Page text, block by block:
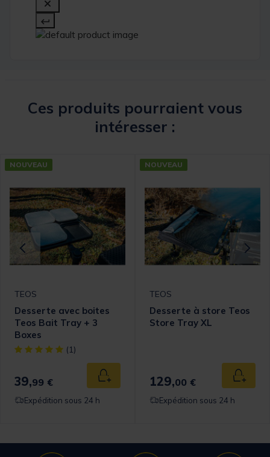
Ces produits pourraient vous
intéresser :
panier
NOUVEAU
TEOS
Desserte avec boites
Teos Bait Tray + 3
Boxes
[object Object] out of 5 Customer Rating
(1)
39,99 € Ajouter au panier
Expédition sous 24 h
NOUVEAU
TEOS
Desserte à store Teos
Store Tray XL
129,00 €
Expédition sous 24 h